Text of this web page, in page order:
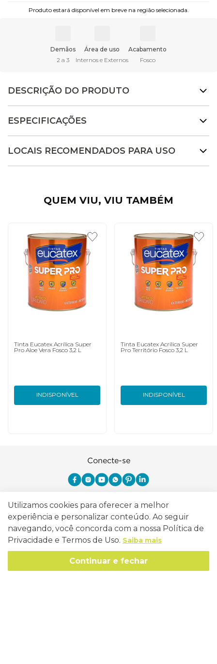
Produto estará disponível em breve na região selecionada.
Demãos
2 a 3
Área de uso
Internos e Externos
Acabamento
Fosco
DESCRIÇÃO DO PRODUTO
ESPECIFICAÇÕES
LOCAIS RECOMENDADOS PARA USO
QUEM VIU, VIU TAMBÉM
Tinta Eucatex Acrílica Super
Pro Aloe Vera Fosco 3,2 L
INDISPONÍVEL
Tinta Eucatex Acrílica Super
Pro Território Fosco 3,2 L
INDISPONÍVEL
Conecte-se
Como Trabalhamos
Política de Entrega
Trocas e Devoluções
Sobre a Eucatex
Canal de Ética
Sustentabilidade
Utilizamos cookies para oferecer a melhor
experiência e personalizar conteúdo. Ao seguir
navegando, você concorda com a nossa Política de
Privacidade e Termos de Uso. Saiba mais
Continuar e fechar